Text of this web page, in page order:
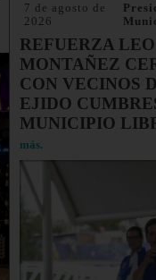
7 de agosto de
2026
REFUERZA LEO
MONTAÑEZ
CON VECINOS
EJIDO
MUNICIPIO
más.